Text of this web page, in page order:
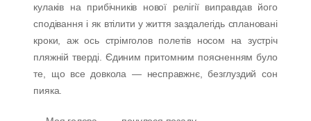
кулаків на прибічників нової релігії виправдав його
сподівання і як втілити у життя заздалегідь сплановані
кроки, аж ось стрімголов полетів носом на зустріч
пляжній тверді. Єдиним притомним поясненням було
те, що все довкола — несправжнє, безглуздий сон
пияка.